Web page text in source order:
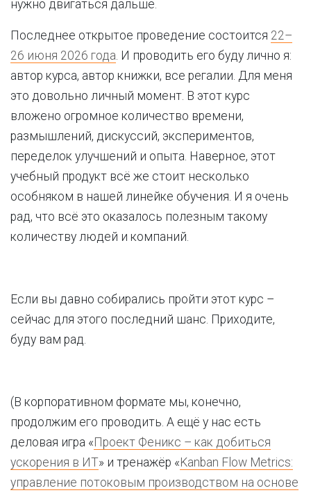
нужно двигаться дальше.
Последнее открытое проведение состоится 22–
26 июня 2026 года. И проводить его буду лично я:
автор курса, автор книжки, все регалии. Для меня
это довольно личный момент. В этот курс
вложено огромное количество времени,
размышлений, дискуссий, экспериментов,
переделок улучшений и опыта. Наверное, этот
учебный продукт всё же стоит несколько
особняком в нашей линейке обучения. И я очень
рад, что всё это оказалось полезным такому
количеству людей и компаний.
Если вы давно собирались пройти этот курс –
сейчас для этого последний шанс. Приходите,
буду вам рад.
(В корпоративном формате мы, конечно,
продолжим его проводить. А ещё у нас есть
деловая игра « Проект Феникс – как добиться
ускорения в ИТ» и тренажёр « Kanban Flow Metrics:
управление потоковым производством на основе